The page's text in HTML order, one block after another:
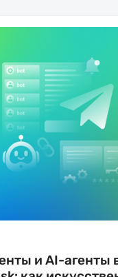
и AI-агенты